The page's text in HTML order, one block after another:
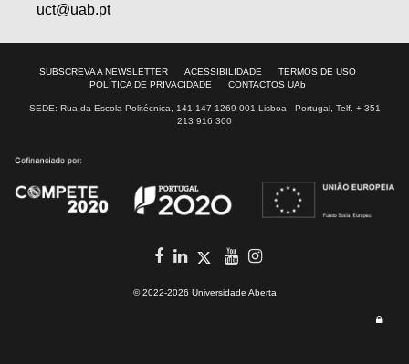
uct@uab.pt
SUBSCREVA A NEWSLETTER ACESSIBILIDADE
TERMOS DE USO
POLÍTICA DE PRIVACIDADE
CONTACTOS UAb
SEDE: Rua da Escola Politécnica, 141-147 1269-001 Lisboa - Portugal, Telf. + 351
213 916 300
Twitter
© 2022-2026 Universidade Aberta